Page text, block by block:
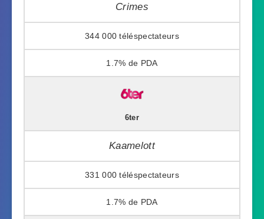
Crimes
344 000
1.7%
6ter
Kaamelott
331 000
1.7%